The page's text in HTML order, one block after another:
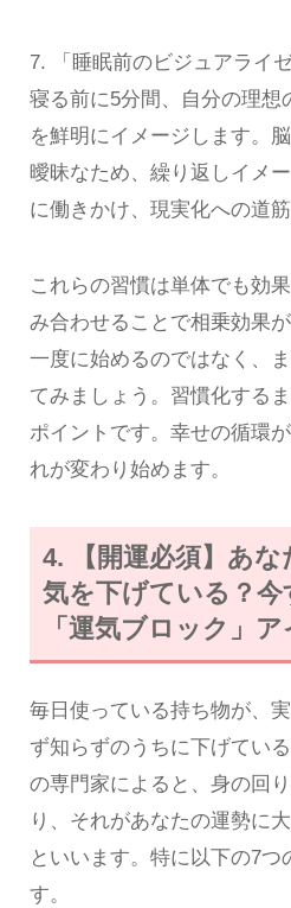
7. 「睡眠前のビジュアライ
寝る前に5分間、自分の理想
を鮮明にイメージします。
曖昧なため、繰り返しイメ
に働きかけ、現実化への道筋
これらの習慣は単体でも効
み合わせることで相乗効果
一度に始めるのではなく、
てみましょう。習慣化する
ポイントです。幸せの循環
れが変わり始めます。
4. 【開運必須】あ
気を下げている？
「運気ブロック」
毎日使っている持ち物が、
ず知らずのうちに下げてい
の専門家によると、身の回
り、それがあなたの運勢に
といいます。特に以下の7
す。